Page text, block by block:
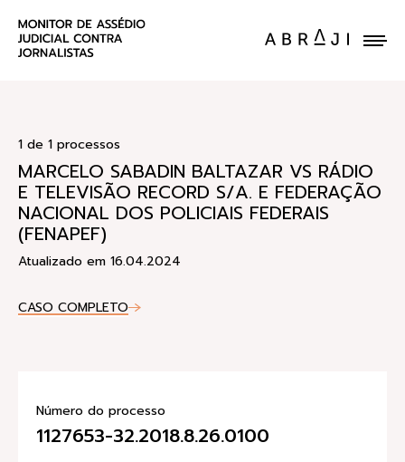
ENVIE UM CASO
1 de 1 processos
MARCELO SABADIN BALTAZAR VS RÁDIO
E TELEVISÃO RECORD S/A. E FEDERAÇÃO
NACIONAL DOS POLICIAIS FEDERAIS
(FENAPEF)
Atualizado em 16.04.2024
CASO COMPLETO
Número do processo
1127653-32.2018.8.26.0100